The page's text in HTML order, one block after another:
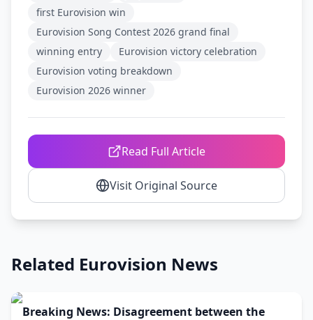
first Eurovision win
Eurovision Song Contest 2026 grand final
winning entry
Eurovision victory celebration
Eurovision voting breakdown
Eurovision 2026 winner
Read Full Article
Visit Original Source
Related Eurovision News
Breaking News: Disagreement between the